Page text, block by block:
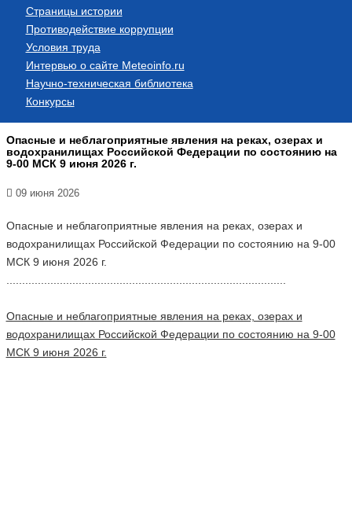
Страницы истории
Противодействие коррупции
Условия труда
Интервью о сайте Meteoinfo.ru
Научно-техническая библиотека
Конкурсы
Опасные и неблагоприятные явления на реках, озерах и
водохранилищах Российской Федерации по состоянию на
9-00 МСК 9 июня 2026 г.
09 июня 2026
Опасные и неблагоприятные явления на реках, озерах и
водохранилищах Российской Федерации по состоянию на 9-00
МСК 9 июня 2026 г.
Опасные и неблагоприятные явления на реках, озерах и
водохранилищах Российской Федерации по состоянию на 9-00
МСК 9 июня 2026 г.